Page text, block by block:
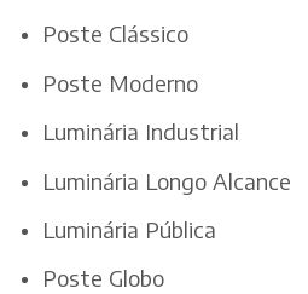
Poste Clássico
Poste Moderno
Luminária Industrial
Luminária Longo Alcance
Luminária Pública
Poste Globo